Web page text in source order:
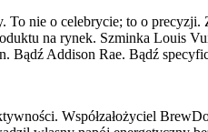
nie o celebrycie; to o
na rynek. Szminka Louis
Bądź Addison Rae. Bądź
Współzałożyciel